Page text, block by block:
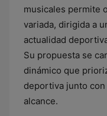
musicales permite
variada, dirigida a
actualidad
Su propuesta se
dinámico que
deportiva junto
alcance.